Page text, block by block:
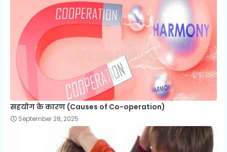
सहयोग के कारण (Causes of Co-operation)
September 28, 2025